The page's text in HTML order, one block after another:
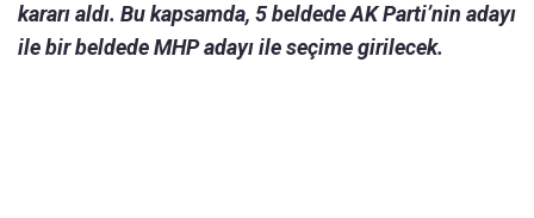
kararı aldı. Bu kapsamda, 5 beldede AK Parti’nin adayı
ile bir beldede MHP adayı ile seçime girilecek.